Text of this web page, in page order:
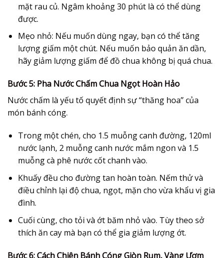
mặt rau củ. Ngâm khoảng 30 phút là có thể dùng
được.
Mẹo nhỏ: Nếu muốn dùng ngay, bạn có thể tăng
lượng giấm một chút. Nếu muốn bảo quản ăn dần,
hãy giảm lượng giấm để đồ chua không bị quá chua.
Bước 5: Pha Nước Chấm Chua Ngọt Hoàn Hảo
Nước chấm là yếu tố quyết định sự “thăng hoa” của
món bánh cóng.
Trong một chén, cho 1.5 muỗng canh đường, 120ml
nước lạnh, 2 muỗng canh nước mắm ngon và 1.5
muỗng cà phê nước cốt chanh vào.
Khuấy đều cho đường tan hoàn toàn. Nếm thử và
điều chỉnh lại độ chua, ngọt, mặn cho vừa khẩu vị gia
đình.
Cuối cùng, cho tỏi và ớt băm nhỏ vào. Tùy theo sở
thích ăn cay mà bạn có thể gia giảm lượng ớt.
Bước 6: Cách Chiên Bánh Cóng Giòn Rụm, Vàng Ươm